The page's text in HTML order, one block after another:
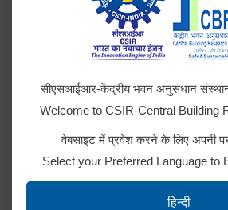
GOVERNMENT
सीएसआईआर-केंद्रीय भवन अनुसंधान
Welcome to CSIR-Central Building
वेबसाइट में प्रवेश करने के लिए अपनी
Select your Preferred Language to
हिन्दी